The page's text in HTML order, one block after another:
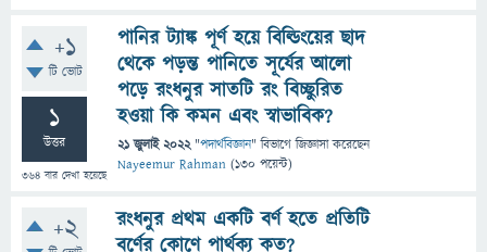
+1
টি ভোট
1
উত্তর
364 বার দেখা হয়েছে
পানির ট্যাঙ্ক পূর্ণ হয়ে বিল্ডিংয়ের ছাদ
থেকে পড়ন্ত পানিতে সূর্যের আলো
পড়ে রংধনুর সাতটি রং বিচ্ছুরিত
হওয়া কি কমন এবং স্বাভাবিক?
21 জুলাই 2022 "পদার্থবিজ্ঞান" বিভাগে জিজ্ঞাসাকরেছেন
Nayeemur Rahman (130 পয়েন্ট)
+2
রংধনুর প্রথম একটি বর্ণ হতে প্রতিটি
বর্ণের কোণে পার্থক্য কত?